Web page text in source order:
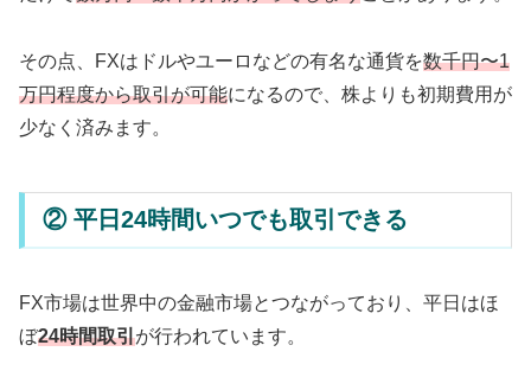
その点、FXはドルやユーロなどの有名な通貨を数千円〜1
万円程度から取引が可能になるので、株よりも初期費用が
少なく済みます。
② 平日24時間いつでも取引できる
FX市場は世界中の金融市場とつながっており、平日はほ
ぼ24時間取引が行われています。